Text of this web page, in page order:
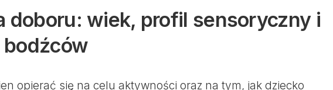
doboru: wiek, profil sensoryczny i
opierać się na celu aktywności oraz na tym, jak dziecko